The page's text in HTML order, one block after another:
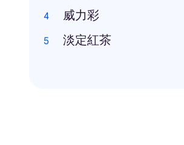
威力彩
淡定紅茶